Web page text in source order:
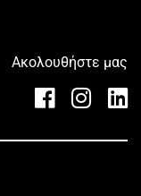
Ακολουθήστε μας